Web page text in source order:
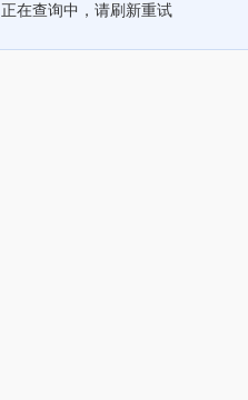
正在查询中，请刷新重试